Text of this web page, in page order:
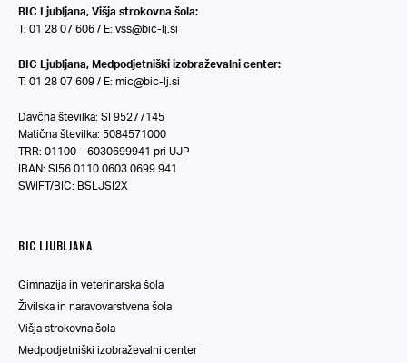
BIC Ljubljana, Višja strokovna šola:
T: 01 28 07 606 / E: vss@bic-lj.si
BIC Ljubljana, Medpodjetniški izobraževalni center:
T: 01 28 07 609 / E: mic@bic-lj.si
Davčna številka: SI 95277145
Matična številka: 5084571000
TRR: 01100 – 6030699941 pri UJP
IBAN: SI56 0110 0603 0699 941
SWIFT/BIC: BSLJSI2X
BIC LJUBLJANA
Gimnazija in veterinarska šola
Živilska in naravovarstvena šola
Višja strokovna šola
Medpodjetniški izobraževalni center